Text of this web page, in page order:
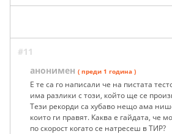
#11
анонимен ( преди 1 година )
Е те са го написали че на пистата
има разлики с този, който ще се
Тези рекорди са хубаво нещо ама
които ги правят. Каква е гайдата, че
по скорост когато се натресеш в ТИР?